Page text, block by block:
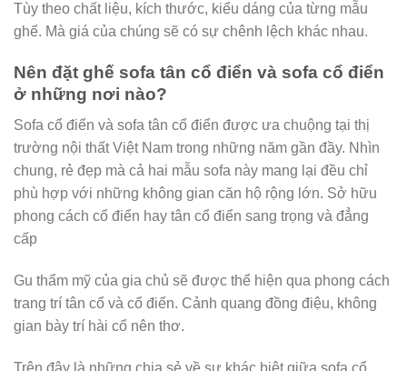
Tùy theo chất liệu, kích thước, kiểu dáng của từng mẫu
ghế. Mà giá của chúng sẽ có sự chênh lệch khác nhau.
Nên đặt ghế sofa tân cổ điển và sofa cổ điển
ở những nơi nào?
Sofa cổ điển và sofa tân cổ điển được ưa chuộng tại thị
trường nội thất Việt Nam trong những năm gần đầy. Nhìn
chung, rẻ đẹp mà cả hai mẫu sofa này mang lại đều chỉ
phù hợp với những không gian căn hộ rộng lớn. Sở hữu
phong cách cổ điển hay tân cổ điển sang trọng và đẳng
cấp
Gu thẩm mỹ của gia chủ sẽ được thể hiện qua phong cách
trang trí tân cổ và cổ điển. Cảnh quang đồng điệu, không
gian bày trí hài cổ nên thơ.
Trên đây là những chia sẻ về sự khác biệt giữa sofa cổ